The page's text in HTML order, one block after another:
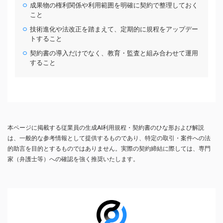
成果物の権利関係や利用範囲を明確に契約で整理しておく
こと
技術進化や法改正を踏まえて、定期的に規程をアップデー
トすること
契約書の導入だけでなく、教育・監査と組み合わせて運用
すること
本ページに掲載する従業員の生成AI利用規程・契約書のひな形および解説
は、一般的な参考情報として提供するものであり、特定の取引・案件への法
的助言を目的とするものではありません。実際の契約締結に際しては、専門
家（弁護士等）への確認を強く推奨いたします。